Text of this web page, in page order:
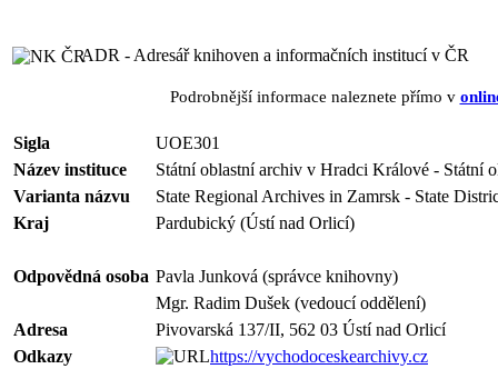
ADR - Adresář knihoven a informačních institucí v ČR
Podrobnější informace naleznete přímo v
Sigla
UOE301
Název instituce
Státní oblastní archiv v Hradci Králové - Státní
Varianta názvu
State Regional Archives in Zamrsk - State
Kraj
Pardubický (Ústí nad Orlicí)
Odpovědná osoba Pavla Junková (správce knihovny)
Mgr. Radim Dušek (vedoucí oddělení)
Adresa
Pivovarská 137/II, 562 03 Ústí nad Orlicí
Odkazy
https://vychodoceskearchivy.cz